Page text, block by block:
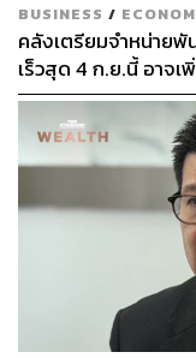
BUSINESS /
คลังเตรียมจำหน่ายพั
เร็วสุด 4 ก.ย.นี้ อาจ
First มากขึ้น